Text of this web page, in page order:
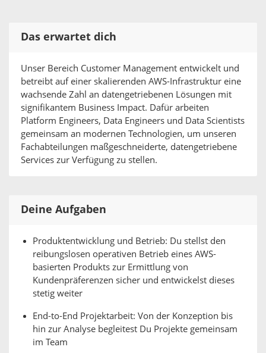
Das erwartet dich
Unser Bereich Customer Management entwickelt und
betreibt auf einer skalierenden AWS-Infrastruktur eine
wachsende Zahl an datengetriebenen Lösungen mit
signifikantem Business Impact. Dafür arbeiten
Platform Engineers, Data Engineers und Data Scientists
gemeinsam an modernen Technologien, um unseren
Fachabteilungen maßgeschneiderte, datengetriebene
Services zur Verfügung zu stellen.
Deine Aufgaben
Produktentwicklung und Betrieb: Du stellst den
reibungslosen operativen Betrieb eines AWS-
basierten Produkts zur Ermittlung von
Kundenpräferenzen sicher und entwickelst dieses
stetig weiter
End-to-End Projektarbeit: Von der Konzeption bis
hin zur Analyse begleitest Du Projekte gemeinsam
im Team